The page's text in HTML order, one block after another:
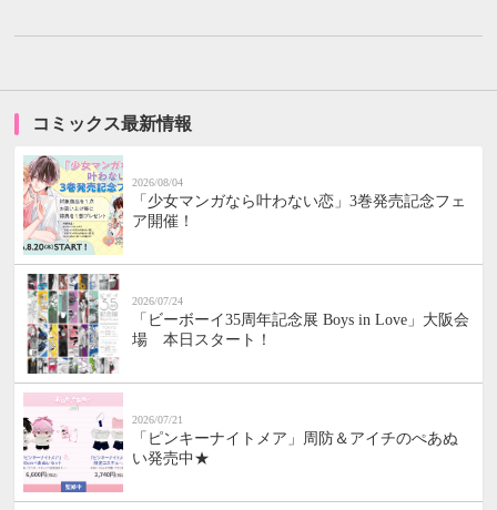
コミックス最新情報
2026/08/04
「少女マンガなら叶わない恋」3巻発売記念フェ
ア開催！
2026/07/24
「ビーボーイ35周年記念展 Boys in Love」大阪会
場 本日スタート！
2026/07/21
「ピンキーナイトメア」周防＆アイチのぺあぬ
い発売中★